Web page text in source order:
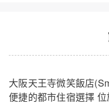
大阪天王寺微笑飯店
便捷的都市住宿選擇